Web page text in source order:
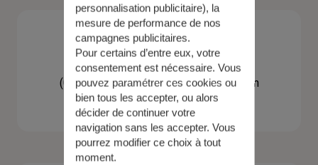
Contacter un agent
(Obtenir un devis, une information, faire un
bilan...)
personnalisation publicitaire), la
mesure de performance de nos
campagnes publicitaires.
Pour certains d’entre eux, votre
consentement est nécessaire. Vous
pouvez paramétrer ces cookies ou
bien tous les accepter, ou alors
décider de continuer votre
navigation sans les accepter. Vous
pourrez modifier ce choix à tout
moment.